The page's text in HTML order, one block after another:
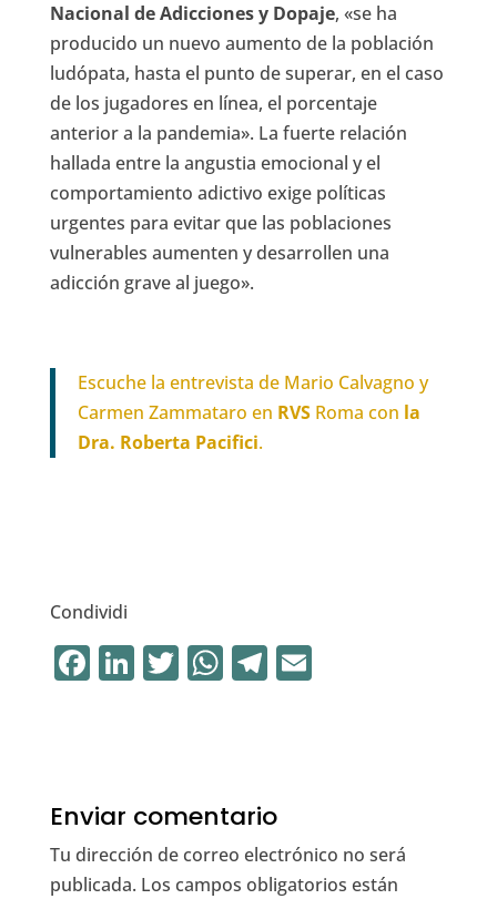
Nacional de Adicciones y Dopaje, «se ha
producido un nuevo aumento de la población
ludópata, hasta el punto de superar, en el caso
de los jugadores en línea, el porcentaje
anterior a la pandemia». La fuerte relación
hallada entre la angustia emocional y el
comportamiento adictivo exige políticas
urgentes para evitar que las poblaciones
vulnerables aumenten y desarrollen una
adicción grave al juego».
Escuche la entrevista de Mario Calvagno y
Carmen Zammataro en RVSRoma con la
Dra. Roberta Pacifici.
Condividi
F
b
o
o
Li
dI
n
T
r
W
A
p
p
T
a
m
E
Enviar comentario
Tu dirección de correo electrónico no será
publicada. Los campos obligatorios están